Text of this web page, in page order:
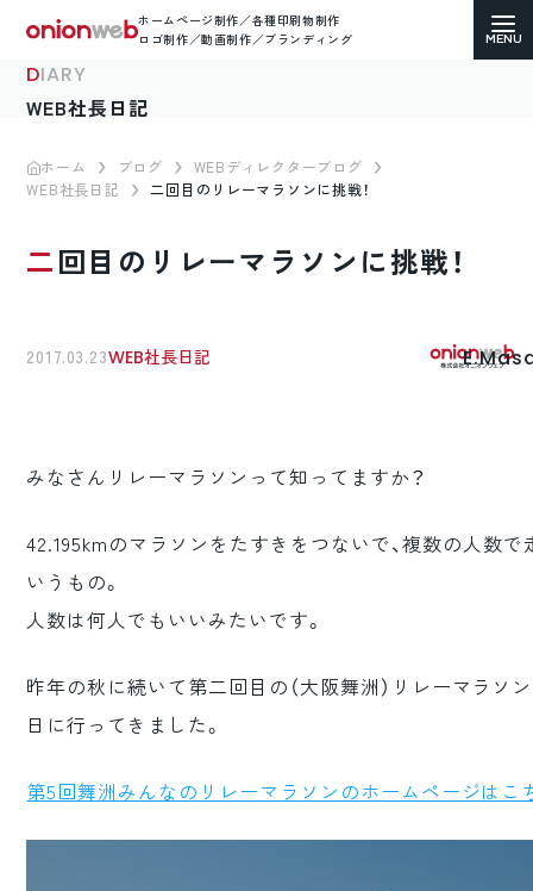
ホームページ制作／各種印刷物制作
ロゴ制作／動画制作／ブランディング
ホームページ制作
コーポレートサイト
ロゴマーク制作
ブランディング
DIARY
WEB社長日記
ホーム ブログ
WEBディレクターブログ
WEB社長日記
二回目のリレーマラソンに挑戦！
二回目のリレーマラソンに挑戦！
2017.03.23WEB社長日記
みなさんリレーマラソンって知ってますか？
42.195kmのマラソンをたすきをつないで、複数の人数で
いうもの。
人数は何人でもいいみたいです。
昨年の秋に続いて第二回目の（大阪舞洲）リレーマラソ
日に行ってきました。
第5回舞洲みんなのリレーマラソンのホームページはこ